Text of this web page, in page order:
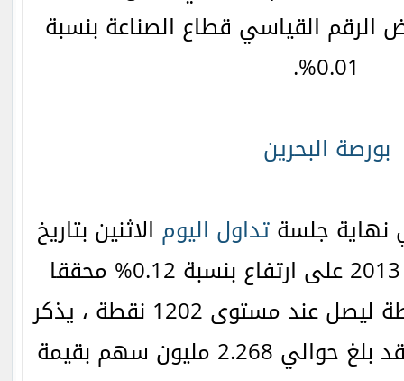
و انخفض الرقم القياسي قطاع الصناعة بنسبة
0.01%.
بورصة البحرين
جلسةتداول اليوم الاثنين بتاريخ
19 أغسطس/آب لعام 2013 على ارتفاع بنسبة 0.12% محققا
مكاسب بقيمة 1.47 نقطة ليصل عند مستوى 1202 نقطة ، يذكر
حجم التداول الإجمالي قد بلغ حوالي 2.268 مليون سهم بقيمة